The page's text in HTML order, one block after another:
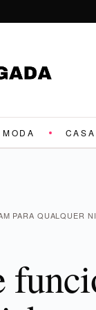
MODA CASA
PARA QUALQUER